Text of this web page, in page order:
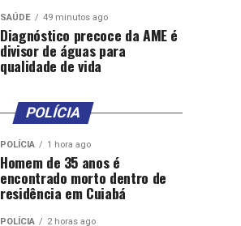
SAÚDE 49 minutos ago
Diagnóstico precoce da AME é
divisor de águas para
qualidade de vida
POLÍCIA
POLÍCIA 1 hora ago
Homem de 35 anos é
encontrado morto dentro de
residência em Cuiabá
POLÍCIA 2 horas ago